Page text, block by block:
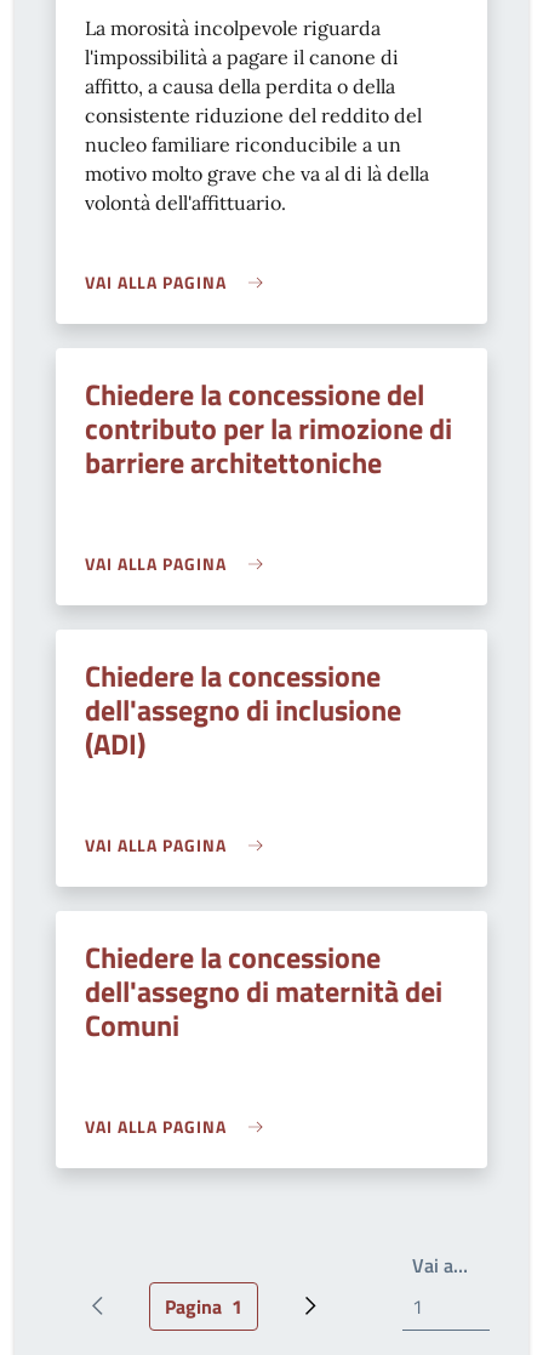
La morosità incolpevole riguarda
l'impossibilità a pagare il canone di
affitto, a causa della perdita o della
consistente riduzione del reddito del
nucleo familiare riconducibile a un
motivo molto grave che va al di là della
volontà dell'affittuario.
VAI ALLA PAGINA
Chiedere la concessione del
contributo per la rimozione di
barriere architettoniche
VAI ALLA PAGINA
Chiedere la concessione
dell'assegno di inclusione
(ADI)
VAI ALLA PAGINA
Chiedere la concessione
dell'assegno di maternità dei
Comuni
VAI ALLA PAGINA
Pagina precedentePagina attuale
Pagina 1 Prossima pagina
Vai a…